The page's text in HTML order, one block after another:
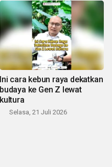
Ini cara kebun raya dekatkan
budaya ke Gen Z lewat
kultura
Selasa, 21 Juli 2026